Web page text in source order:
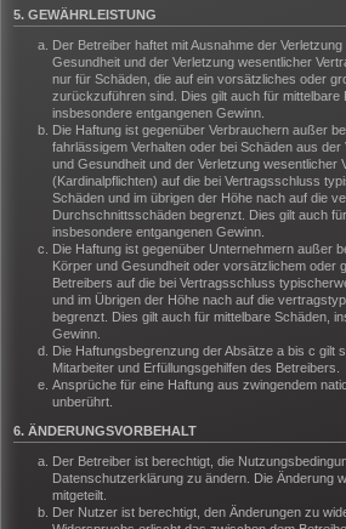
5. GEWÄHRLEISTUNG
Der Betreiber haftet mit Ausnahme der
Gesundheit und der Verletzung wesentlicher
nur für Schäden, die auf ein vorsätzliches oder
zurückzuführen sind. Dies gilt auch für mittelbare
insbesondere entgangenen Gewinn.
Die Haftung ist gegenüber Verbrauchern außer
fahrlässigem Verhalten oder bei Schäden aus
und Gesundheit und der Verletzung wesentlicher
(Kardinalpflichten) auf die bei Vertragsschluss
Schäden und im übrigen der Höhe nach auf die
Durchschnittsschäden begrenzt. Dies gilt auch
insbesondere entgangenen Gewinn.
Die Haftung ist gegenüber Unternehmern außer
Körper und Gesundheit oder vorsätzlichem oder
Betreibers auf die bei Vertragsschluss
und im Übrigen der Höhe nach auf die
begrenzt. Dies gilt auch für mittelbare Schäden,
Gewinn.
Die Haftungsbegrenzung der Absätze a bis c gilt
Mitarbeiter und Erfüllungsgehilfen des Betreibers.
Ansprüche für eine Haftung aus zwingendem
unberührt.
6. ÄNDERUNGSVORBEHALT
Der Betreiber ist berechtigt, die
Datenschutzerklärung zu ändern. Die Änderung
mitgeteilt.
Der Nutzer ist berechtigt, den Änderungen zu